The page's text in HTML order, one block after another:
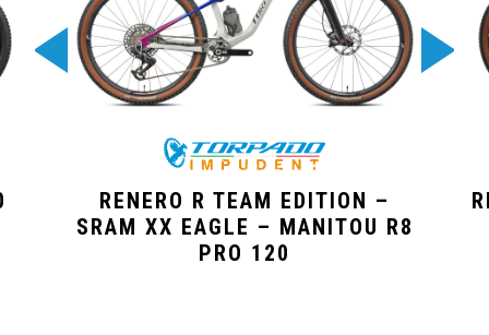
RENERO R TEAM EDITION –
SRAM XX EAGLE – MANITOU R8
PRO 120